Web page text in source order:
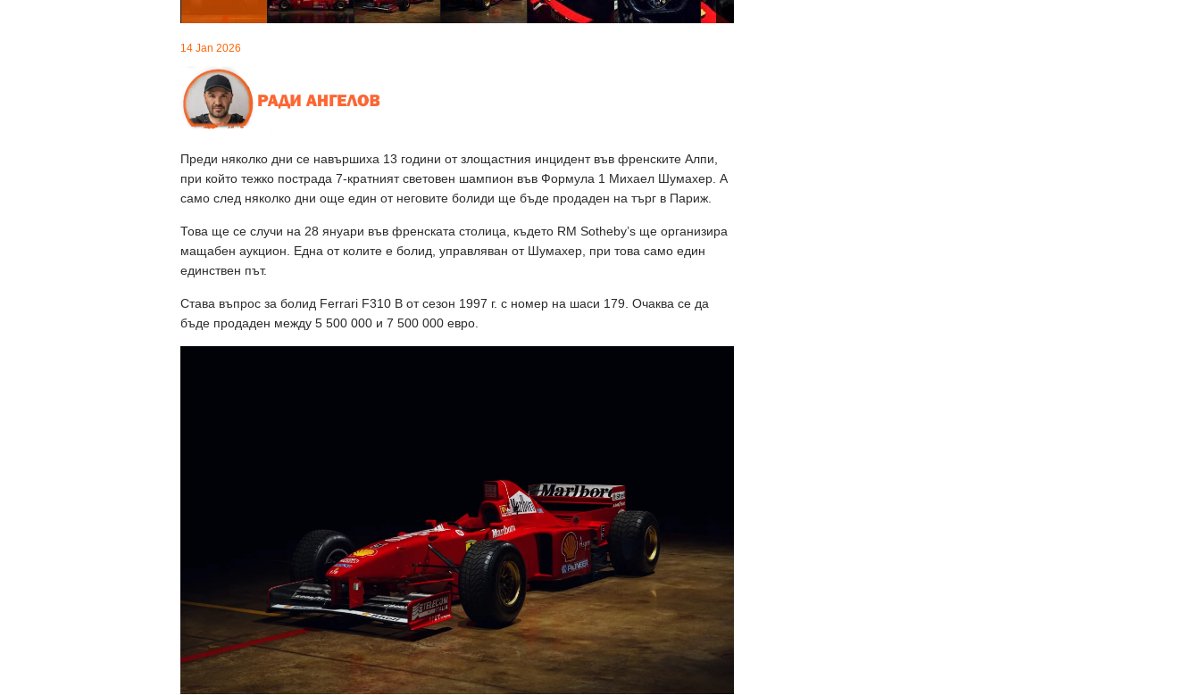
14 Jan 2026
Преди няколко дни се навършиха 13 години от злощастния инцидент във френските Алпи,
при който тежко пострада 7-кратният световен шампион във Формула 1 Михаел Шумахер. А
само след няколко дни още един от неговите болиди ще бъде продаден на търг в Париж.
Това ще се случи на 28 януари във френската столица, където RM Sotheby’s ще организира
мащабен аукцион. Една от колите е болид, управляван от Шумахер, при това само един
единствен път.
Става въпрос за болид Ferrari F310 B от сезон 1997 г. с номер на шаси 179. Очаква се да
бъде продаден между 5 500 000 и 7 500 000 евро.